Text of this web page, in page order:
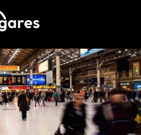
Recherche
Location de voiture
Hôtels